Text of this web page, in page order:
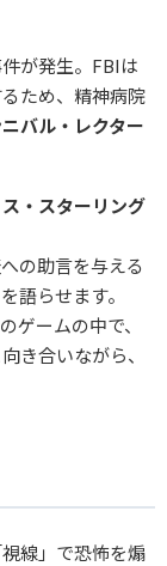
が発生。FBIは
ため、精神病院
バル・レクター
・スターリング
の助言を与える
語らせます。
ゲームの中で、
き合いながら、
線」で恐怖を煽